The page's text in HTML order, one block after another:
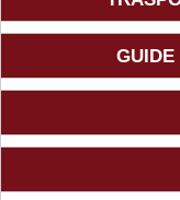
Europa
Medio
Viaggi in
GUIDE